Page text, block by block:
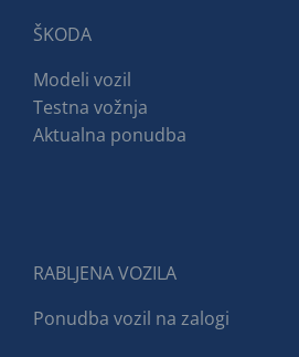
ŠKODA
Modeli vozil
Testna vožnja
Aktualna ponudba
RABLJENA VOZILA
Ponudba vozil na zalogi